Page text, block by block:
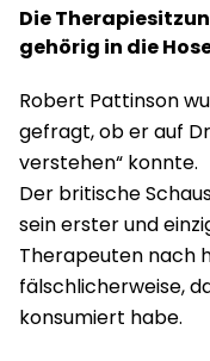
Die
gehörig in die
Robert Pattinson
gefragt, ob er auf
verstehen“ konnte.
Der britische
sein erster und
Therapeuten nach
fälschlicherweise,
konsumiert habe.